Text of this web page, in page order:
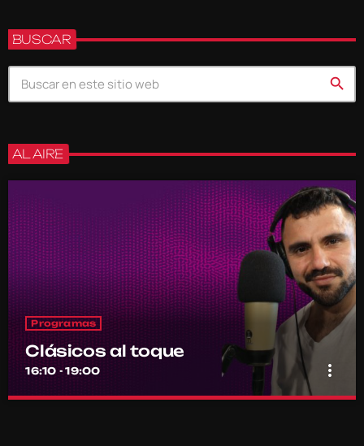
BUSCAR
search
AL AIRE
Programas
Clásicos al toque
16:10 - 19:00 more_vert